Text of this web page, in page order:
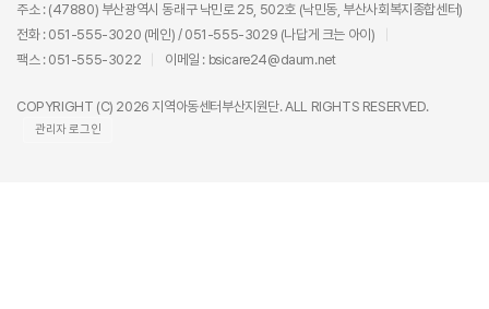
주소 : (47880) 부산광역시 동래구 낙민로 25, 502호 (낙민동, 부산사회복지종합센터)
전화 : 051-555-3020 (메인) / 051-555-3029 (나답게 크는 아이)
팩스 : 051-555-3022
이메일 : bsicare24@daum.net
COPYRIGHT (C) 2026 지역아동센터부산지원단. ALL RIGHTS RESERVED.
관리자 로그인